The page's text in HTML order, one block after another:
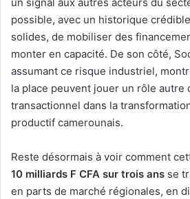
possible, avec un historique
solides, de mobiliser des
monter en capacité. De son côté,
assumant ce risque industriel,
la place peuvent jouer un rôle autre
transactionnel dans la
productif camerounais.
Reste désormais à voir comment
10 milliards F CFA sur trois ans se
en parts de marché régionales, en